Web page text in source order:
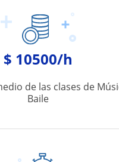
$ 10500/h
de las clases de
Baile